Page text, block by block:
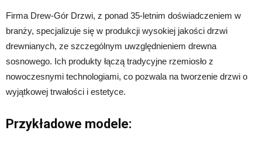
Firma Drew-Gór Drzwi, z ponad 35-letnim doświadczeniem w
branży, specjalizuje się w produkcji wysokiej jakości drzwi
drewnianych, ze szczególnym uwzględnieniem drewna
sosnowego. Ich produkty łączą tradycyjne rzemiosło z
nowoczesnymi technologiami, co pozwala na tworzenie drzwi o
wyjątkowej trwałości i estetyce.
Przykładowe modele: